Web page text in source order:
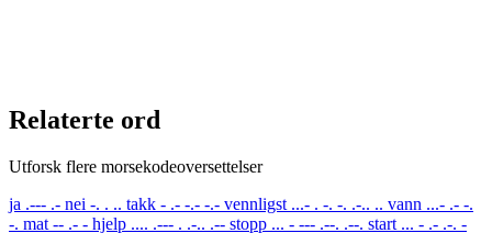
Relaterte ord
Utforsk flere morsekodeoversettelser
ja .--- .- nei -. . .. takk - .- -.- -.- vennligst ...- . -. -. .-.. .. vann ...- .- -.
-. mat -- .- - hjelp .... .--- . .-.. .-- stopp ... - --- .--. .--. start ... - .- .-. -